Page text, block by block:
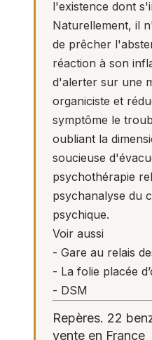
l'existence dont
Naturellement, il
de prêcher
réaction à son
d'alerter sur une
organiciste et
symptôme le
oubliant la
soucieuse
psychothérapie
psychanalyse du
psychique.
Voir aussi
- Gare au relais
- La folie placée
- DSM
Repères. 22
vente en France